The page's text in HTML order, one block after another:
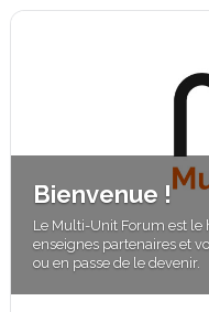
Bienvenue !
Le Multi-Unit Forum est
enseignes partenaires et
ou en passe de le devenir.